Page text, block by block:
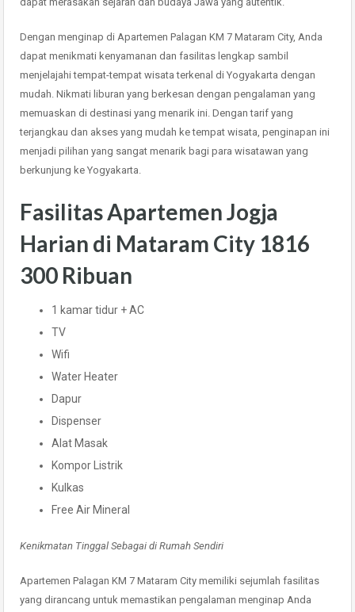
Dengan menginap di Apartemen Palagan KM 7 Mataram City, Anda
dapat menikmati kenyamanan dan fasilitas lengkap sambil
menjelajahi tempat-tempat wisata terkenal di Yogyakarta dengan
mudah. Nikmati liburan yang berkesan dengan pengalaman yang
memuaskan di destinasi yang menarik ini. Dengan tarif yang
terjangkau dan akses yang mudah ke tempat wisata, penginapan ini
menjadi pilihan yang sangat menarik bagi para wisatawan yang
berkunjung ke Yogyakarta.
Fasilitas Apartemen Jogja
Harian di Mataram City 1816
300 Ribuan
1 kamar tidur + AC
TV
Wifi
Water Heater
Dapur
Dispenser
Alat Masak
Kompor Listrik
Kulkas
Free Air Mineral
Kenikmatan Tinggal Sebagai di Rumah Sendiri
Apartemen Palagan KM 7 Mataram City memiliki sejumlah fasilitas
yang dirancang untuk memastikan pengalaman menginap Anda